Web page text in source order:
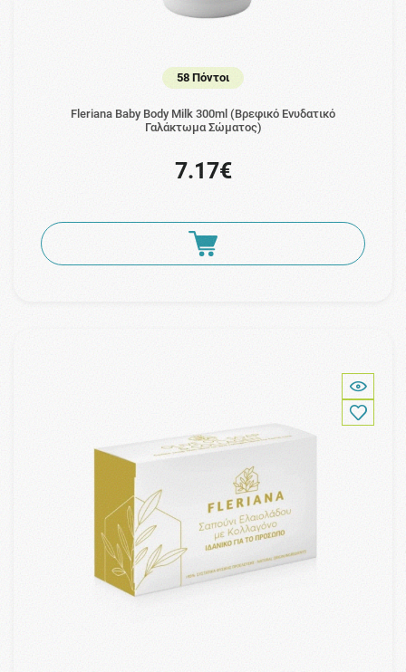
58 Πόντοι
Fleriana Baby Body Milk 300ml (Βρεφικό Ενυδατικό
Γαλάκτωμα Σώματος)
7.17€